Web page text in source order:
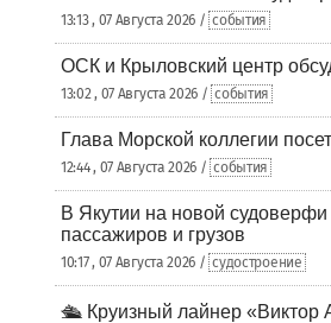
13:13 , 07 Августа 2026 / события
ОСК и Крыловский центр
13:02 , 07 Августа 2026 / события
Глава Морской коллегии
12:44 , 07 Августа 2026 / события
В Якутии на новой
пассажиров и грузов
10:17 , 07 Августа 2026 / судостроение
🛳️ Круизный лайнер «Виктор